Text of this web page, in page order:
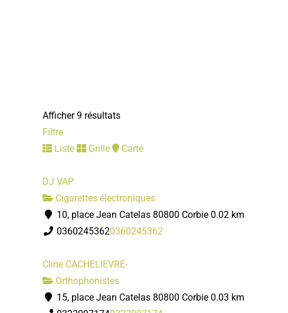
10, parking de l'Enclos 80800 Corbie
03 22 96 43 26
ram@mairie-corbie.fr
Centre technique municipal
Services municipaux
35 rue Gambetta 80800 Corbie
accueil.ctm@mairie-corbie.fr
Mairie
Afficher 9 résultats
Filtre
Liste
Grille Carte
DJ VAP
Cigarettes électroniques
10, place Jean Catelas 80800 Corbie 0.02 km
03602453620360245362
Cline CACHELIEVRE-
Orthophonistes
15, place Jean Catelas 80800 Corbie 0.03 km